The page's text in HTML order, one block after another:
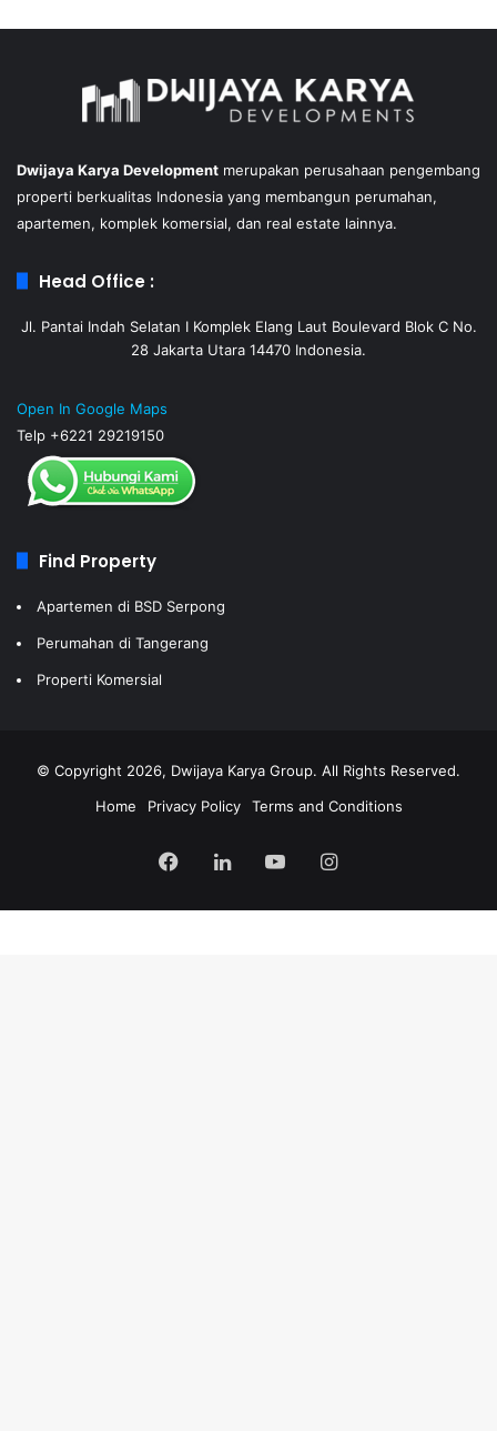
Dwijaya Karya Development merupakan perusahaan pengembang
properti berkualitas Indonesia yang membangun perumahan,
apartemen, komplek komersial, dan real estate lainnya.
Head Office :
Jl. Pantai Indah Selatan I Komplek Elang Laut Boulevard Blok C No.
28 Jakarta Utara 14470 Indonesia.
Open In Google Maps
Telp +6221 29219150
Find Property
Apartemen di BSD Serpong
Perumahan di Tangerang
Properti Komersial
© Copyright 2026, Dwijaya Karya Group. All Rights Reserved.
Home
Privacy Policy Terms and Conditions